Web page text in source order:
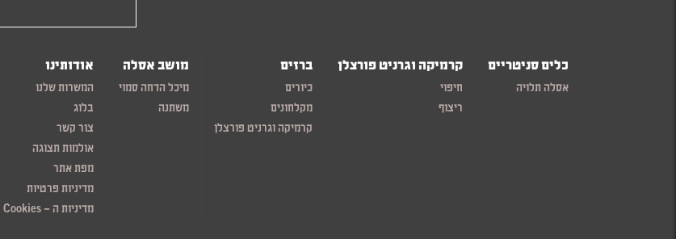
כלים סניטריים
אסלה תלויה
קרמיקה וגרניט פורצלן
חיפוי
ריצוף
ברזים
כיורים
מקלחונים
קרמיקה וגרניט פורצלן
מושב אסלה
מיכל הדחה סמוי
משתנה
אודותינו
המשרות שלנו
בלוג
צור קשר
אולמות תצוגה
מפת אתר
מדיניות פרטיות
מדיניות ה – Cookies